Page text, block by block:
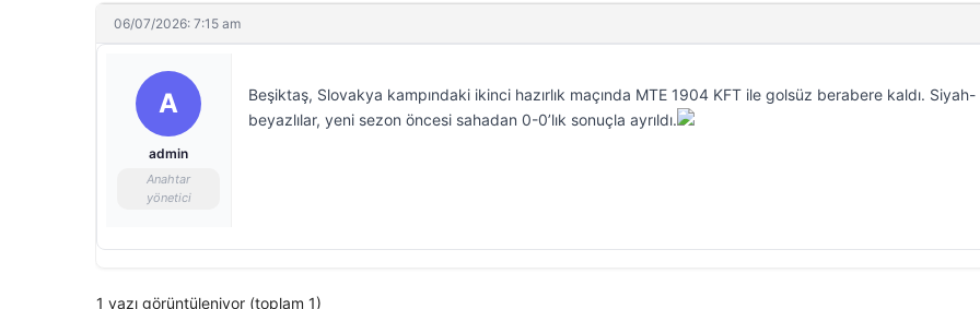
06/07/2026: 7:15 am
A
admin
Anahtar
yönetici
Beşiktaş, Slovakya kampındaki ikinci hazırlık maçında MTE 1904 KFT ile golsüz berabere kaldı. Siyah-
beyazlılar, yeni sezon öncesi sahadan 0-0’lık sonuçla ayrıldı.
1 yazı görüntüleniyor (toplam 1)